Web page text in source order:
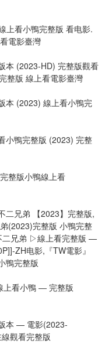
上看小鴨完整版 看电影.
電影臺灣
本 (2023-HD) 完整版觀看
整版 線上看電影臺灣
本 (2023) 線上看小鴨完
小鴨完整版 (2023) 完整
整版小鴨線上看
二兄弟 【2023】完整版,
(2023)完整版 小鴨完整
二兄弟 ▷線上看完整版 —
ZH电影,『TW電影』
鴨完整版
上看小鴨 ― 完整版
本 — 電影(2023-
觀看完整版